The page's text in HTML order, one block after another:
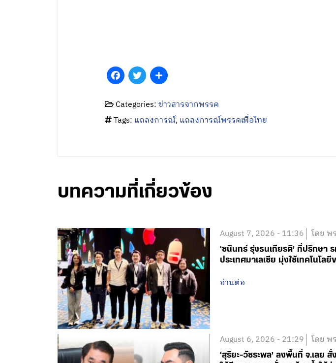
Facebook
TwitterShare
Categories:ข่าวสารจากพรรค
Tags: แถลงการณ์,แถลงการณ์พรรคเพื่อไทย
บทความที่เกี่ยวข้อง
August 7, 2026 - 11:36 โดย พ
‘ชนินทร์ รุ่งธนเกียรติ’ ที่ปรึกษา
ประเทศมาเลเซีย มุ่งใช้เทคโน
อ่านต่อ
August 6, 2026 - 21:29 โดย พ
‘สุริยะ-วัชระพล’ ลงพื้นที่ จ.เล